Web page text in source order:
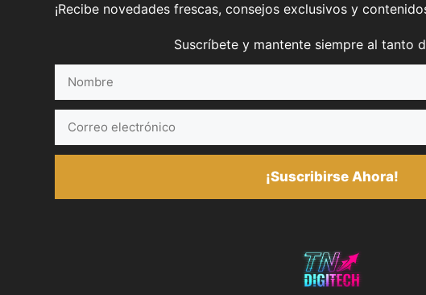
¡Recibe novedades frescas, consejos exclusivos y
Suscríbete y mantente siempre al tanto
electrónico
¡Suscribirse Ahora!